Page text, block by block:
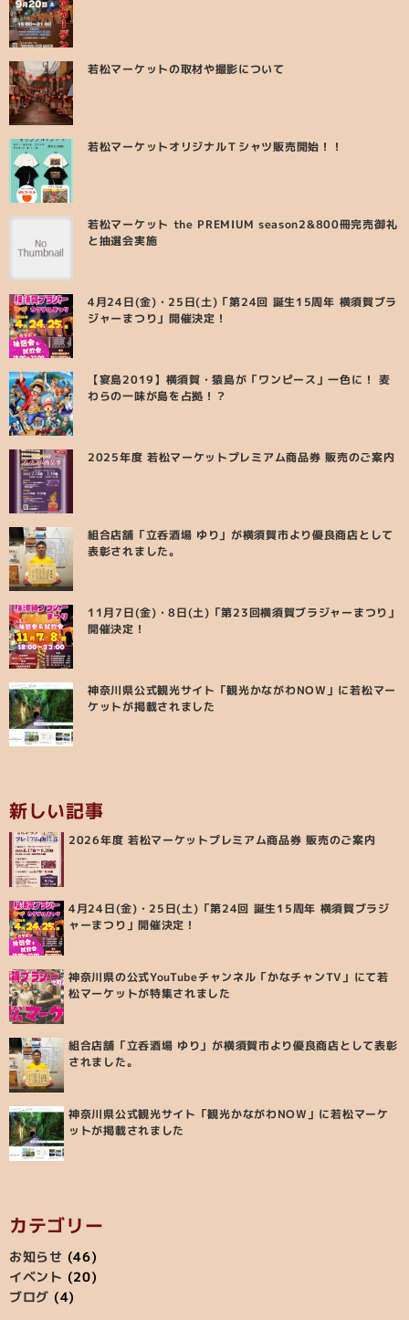
若松マーケットの取材や撮影について
若松マーケットオリジナルＴシャツ販売開始！！
若松マーケット the PREMIUM season2&800冊完売御礼
と抽選会実施
4月24日(金)・25日(土)「第24回 誕生15周年 横須賀ブラ
ジャーまつり」開催決定！
【宴島2019】横須賀・猿島が「ワンピース」一色に！ 麦
わらの一味が島を占拠！？
2025年度 若松マーケットプレミアム商品券 販売のご案内
組合店舗「立呑酒場 ゆり」が横須賀市より優良商店として
表彰されました。
11月7日(金)・8日(土)「第23回横須賀ブラジャーまつり」
開催決定！
神奈川県公式観光サイト「観光かながわNOW」に若松マー
ケットが掲載されました
新しい記事
2026年度 若松マーケットプレミアム商品券 販売のご案内
4月24日(金)・25日(土)「第24回 誕生15周年 横須賀ブラジ
ャーまつり」開催決定！
神奈川県の公式YouTubeチャンネル「かなチャンTV」にて若
松マーケットが特集されました
組合店舗「立呑酒場 ゆり」が横須賀市より優良商店として表彰
されました。
神奈川県公式観光サイト「観光かながわNOW」に若松マーケ
ットが掲載されました
カテゴリー
お知らせ (46)
イベント (20)
ブログ (4)